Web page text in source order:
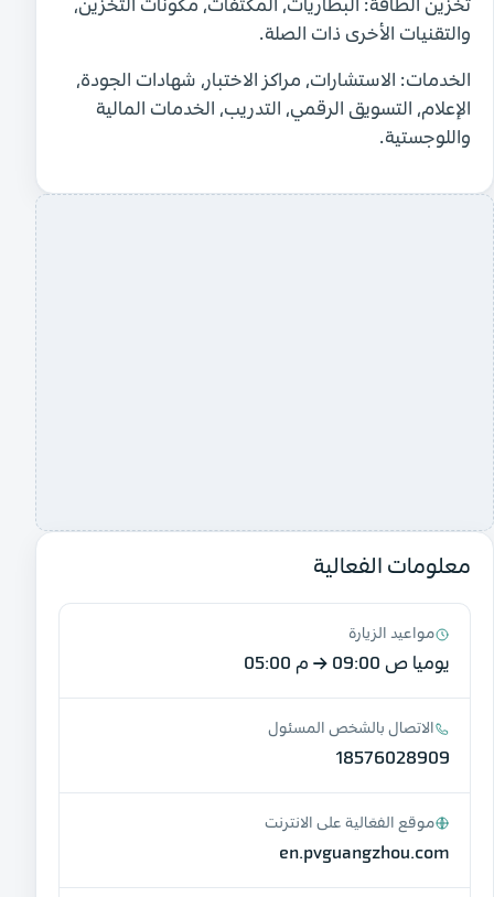
تخزين الطاقة: البطاريات، المكثفات، مكونات التخزين،
والتقنيات الأخرى ذات الصلة.
الخدمات: الاستشارات، مراكز الاختبار، شهادات الجودة،
الإعلام، التسويق الرقمي، التدريب، الخدمات المالية
واللوجستية.
معلومات الفعالية
مواعيد الزيارة
يوميا 09:00 ص →05:00 م
الاتصال بالشخص المسئول
18576028909
موقع الفعّالية على الانترنت
en.pvguangzhou.com